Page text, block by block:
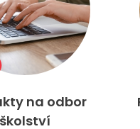
na odbor
školství